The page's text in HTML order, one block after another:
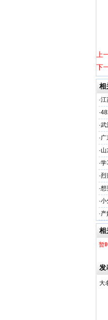
上
下
相
·江
后
·
·武
沦
·
遭
·
·学
·烈
·想
工
·小
格
·
厂
相
暂
发
大